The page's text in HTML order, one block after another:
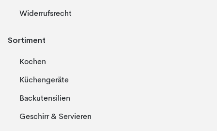
Widerrufsrecht
Sortiment
Kochen
Küchengeräte
Backutensilien
Geschirr & Servieren